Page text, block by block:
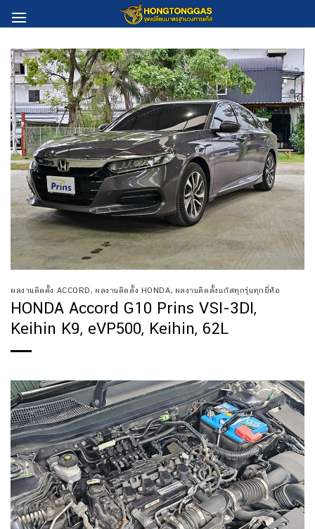
to
ผลงานติดตั้ง ACCORD , ผลงานติดตั้ง HONDA, ผลงานติดตั้งแก๊สทุกรุ่นทุกยี่ห้อ
HONDA Accord G10 Prins VSI-3DI,
Keihin K9, eVP500, Keihin, 62L